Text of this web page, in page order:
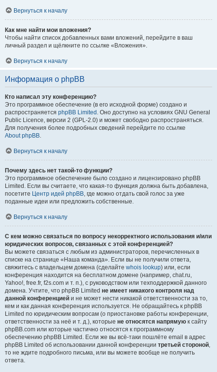
Вернуться к началу
Как мне найти мои вложения?
Чтобы найти список добавленных вами вложений, перейдите в ваш
личный раздел и щёлкните по ссылке «Вложения».
Вернуться к началу
Информация о phpBB
Кто написал эту конференцию?
Это программное обеспечение (в его исходной форме) создано и
распространяется phpBB Limited . Оно доступно на условиях GNU General
Public Licence, версии 2 (GPL-2.0) и может свободно распространяться.
Для получения более подробных сведений перейдите по ссылке
About phpBB.
Вернуться к началу
Почему здесь нет такой-то функции?
Это программное обеспечение было создано и лицензировано phpBB
Limited. Если вы считаете, что какая-то функция должна быть добавлена,
посетите Центр идей phpBB, где можно отдать свой голос за уже
поданные идеи или предложить собственные.
Вернуться к началу
С кем можно связаться по вопросу некорректного использования и/или
юридических вопросов, связанных с этой конференцией?
Вы можете связаться с любым из администраторов, перечисленных в
списке на странице «Наша команда». Если вы не получили ответа,
свяжитесь с владельцем домена (сделайте whois lookup) или, если
конференция находится на бесплатном домене (например, chat.ru,
Yahoo!, free.fr, f2s.com и т. п.), с руководством или техподдержкой данного
домена. Учтите, что phpBB Limited не имеет никакого контроля над
данной конференцией и не может нести никакой ответственности за то,
кем и как данная конференция используется. Не обращайтесь к phpBB
Limited по юридическим вопросам (о приостановке работы конференции,
ответственности за неё и т. д.), которые не относятся напрямую к сайту
phpBB.com или которые частично относятся к программному
обеспечению phpBB Limited. Если же вы всё-таки пошлёте email в адрес
phpBB Limited об использовании данной конференции третьей стороной,
то не ждите подробного письма, или вы можете вообще не получить
ответа.